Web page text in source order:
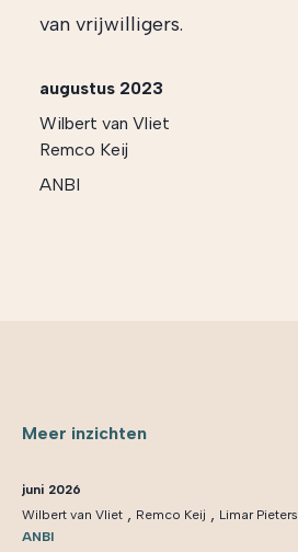
van vrijwilligers.
augustus 2023
Wilbert van Vliet
Remco Keij
ANBI
Meer inzichten
juni 2026
Wilbert van Vliet , Remco Keij , Limar Pieters
ANBI